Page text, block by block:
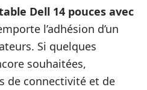
Dell 14 pouces avec
l’adhésion d’un
Si quelques
souhaitées,
de connectivité et de